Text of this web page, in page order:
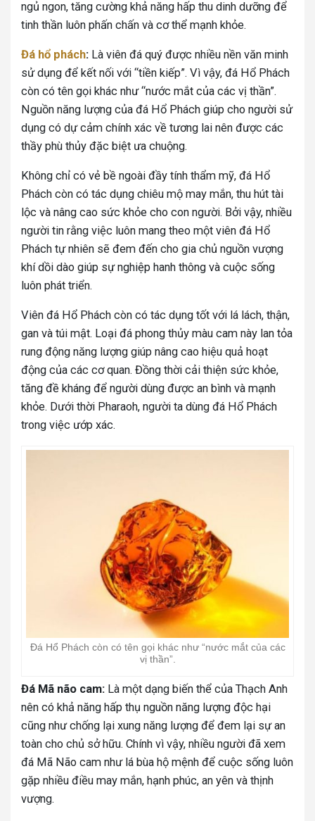
ngủ ngon, tăng cường khả năng hấp thu dinh dưỡng để
tinh thần luôn phấn chấn và cơ thể mạnh khỏe.
Đá hổ phách: Là viên đá quý được nhiều nền văn minh
sử dụng để kết nối với “tiền kiếp”. Vì vậy, đá Hổ Phách
còn có tên gọi khác như “nước mắt của các vị thần”.
Nguồn năng lượng của đá Hổ Phách giúp cho người sử
dụng có dự cảm chính xác về tương lai nên được các
thầy phù thủy đặc biệt ưa chuộng.
Không chỉ có vẻ bề ngoài đầy tính thẩm mỹ, đá Hổ
Phách còn có tác dụng chiêu mộ may mắn, thu hút tài
lộc và nâng cao sức khỏe cho con người. Bởi vậy, nhiều
người tin rằng việc luôn mang theo một viên đá Hổ
Phách tự nhiên sẽ đem đến cho gia chủ nguồn vượng
khí dồi dào giúp sự nghiệp hanh thông và cuộc sống
luôn phát triển.
Viên đá Hổ Phách còn có tác dụng tốt với lá lách, thận,
gan và túi mật. Loại đá phong thủy màu cam này lan tỏa
rung động năng lượng giúp nâng cao hiệu quả hoạt
động của các cơ quan. Đồng thời cải thiện sức khỏe,
tăng đề kháng để người dùng được an bình và mạnh
khỏe. Dưới thời Pharaoh, người ta dùng đá Hổ Phách
trong việc ướp xác.
Đá Hổ Phách còn có tên gọi khác như “nước mắt của các
vị thần”.
Đá Mã não cam: Là một dạng biến thể của Thạch Anh
nên có khả năng hấp thụ nguồn năng lượng độc hại
cũng như chống lại xung năng lượng để đem lại sự an
toàn cho chủ sở hữu. Chính vì vậy, nhiều người đã xem
đá Mã Não cam như lá bùa hộ mệnh để cuộc sống luôn
gặp nhiều điều may mắn, hạnh phúc, an yên và thịnh
vượng.